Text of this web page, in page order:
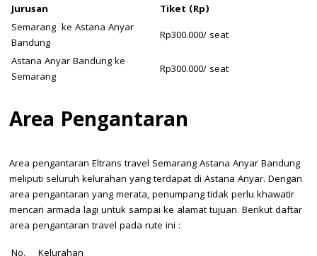
Jurusan
Tiket (Rp)
Semarang ke Astana Anyar
Bandung
Rp300.000/ seat
Astana Anyar Bandung ke
Semarang
Rp300.000/ seat
Area Pengantaran
Area pengantaran Eltrans travel Semarang Astana Anyar Bandung
meliputi seluruh kelurahan yang terdapat di Astana Anyar. Dengan
area pengantaran yang merata, penumpang tidak perlu khawatir
mencari armada lagi untuk sampai ke alamat tujuan. Berikut daftar
area pengantaran travel pada rute ini :